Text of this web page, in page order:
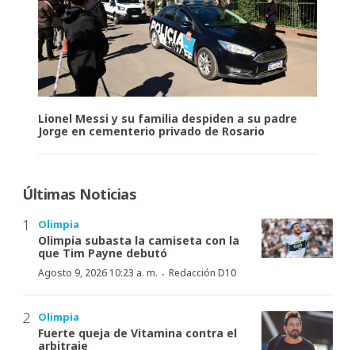
Lionel Messi y su familia despiden a su padre
Jorge en cementerio privado de Rosario
Últimas Noticias
Olimpia
Olimpia subasta la camiseta con la
que Tim Payne debutó
Agosto 9, 2026 10:23 a. m. · Redacción D10
Olimpia
Fuerte queja de Vitamina contra el
arbitraje